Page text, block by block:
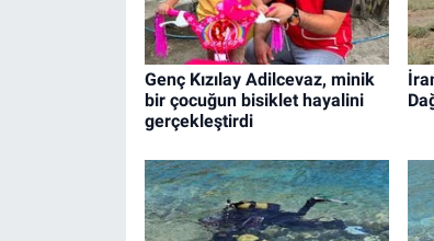
Genç Kızılay Adilcevaz, minik
bir çocuğun bisiklet hayalini
gerçekleştirdi